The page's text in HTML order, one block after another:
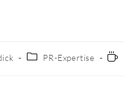
PR-Expertise